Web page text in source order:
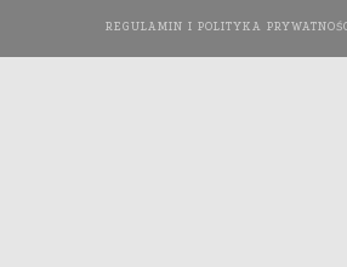
REGULAMIN I POLITYKA